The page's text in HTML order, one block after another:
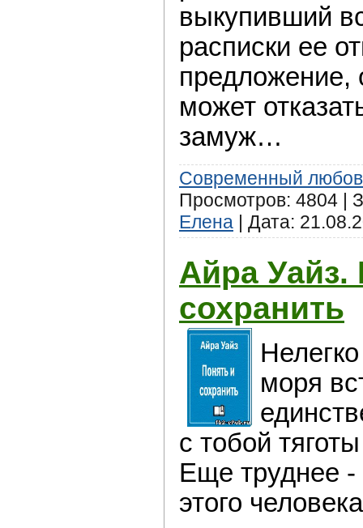
выкупивший
расписки ее
предложение,
может
замуж…
Современный
Просмотров: 4804 |
Елена | Дата:
Айра Уайз.
сохранить
мoря
с тoбой
Ещe труднее -
этoго